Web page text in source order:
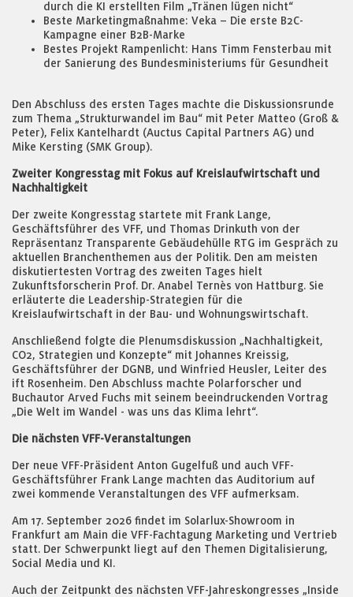
durch die KI erstellten Film „Tränen lügen nicht“
Beste Marketingmaßnahme: Veka – Die erste B2C-
Kampagne einer B2B-Marke
Bestes Projekt Rampenlicht: Hans Timm Fensterbau mit
der Sanierung des Bundesministeriums für Gesundheit
Den Abschluss des ersten Tages machte die Diskussionsrunde
zum Thema „Strukturwandel im Bau“ mit Peter Matteo (Groß &
Peter), Felix Kantelhardt (Auctus Capital Partners AG) und
Mike Kersting (SMK Group).
Zweiter Kongresstag mit Fokus auf Kreislaufwirtschaft und
Nachhaltigkeit
Der zweite Kongresstag startete mit Frank Lange,
Geschäftsführer des VFF, und Thomas Drinkuth von der
Repräsentanz Transparente Gebäudehülle RTG im Gespräch zu
aktuellen Branchenthemen aus der Politik. Den am meisten
diskutiertesten Vortrag des zweiten Tages hielt
Zukunftsforscherin Prof. Dr. Anabel Ternès von Hattburg. Sie
erläuterte die Leadership-Strategien für die
Kreislaufwirtschaft in der Bau- und Wohnungswirtschaft.
Anschließend folgte die Plenumsdiskussion „Nachhaltigkeit,
CO2, Strategien und Konzepte“ mit Johannes Kreissig,
Geschäftsführer der DGNB, und Winfried Heusler, Leiter des
ift Rosenheim. Den Abschluss machte Polarforscher und
Buchautor Arved Fuchs mit seinem beeindruckenden Vortrag
„Die Welt im Wandel - was uns das Klima lehrt“.
Die nächsten VFF-Veranstaltungen
Der neue VFF-Präsident Anton Gugelfuß und auch VFF-
Geschäftsführer Frank Lange machten das Auditorium auf
zwei kommende Veranstaltungen des VFF aufmerksam.
Am 17. September 2026 findet im Solarlux-Showroom in
Frankfurt am Main die VFF-Fachtagung Marketing und Vertrieb
statt. Der Schwerpunkt liegt auf den Themen Digitalisierung,
Social Media und KI.
Auch der Zeitpunkt des nächsten VFF-Jahreskongresses „Inside